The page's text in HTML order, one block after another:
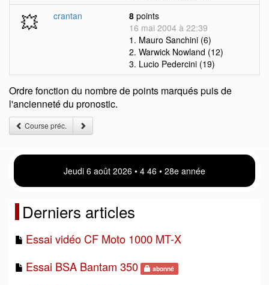
💥 crantan 8 points
16 mai 2004 à 22:39
1. Mauro Sanchini (6)
2. Warwick Nowland (12)
3. Lucio Pedercini (19)
Ordre fonction du nombre de points marqués puis de
l'ancienneté du pronostic.
Course préc.
Jeudi 6 août 2026 • 4:46 • 28e année
Derniers articles
Essai vidéo CF Moto 1000 MT-X
Essai BSA Bantam 350
abonné